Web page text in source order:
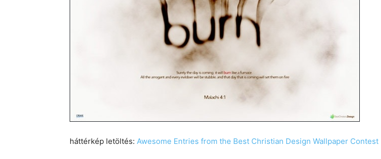
háttérkép letöltés: Awesome Entries from the Best Christian Design Wallpaper Contest